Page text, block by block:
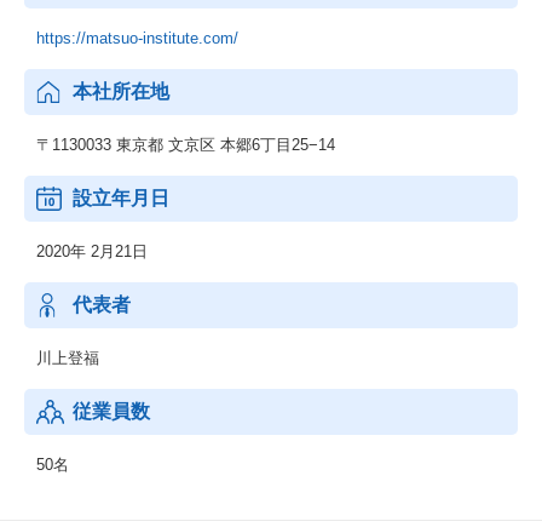
https://matsuo-institute.com/
本社所在地
〒1130033 東京都 文京区 本郷6丁目25−14
設立年月日
2020年 2月21日
代表者
川上登福
従業員数
50名